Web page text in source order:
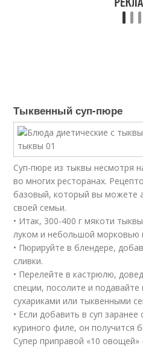
Тыквенный суп-пюре
Суп-пюре из тыквы несмотря
во многих ресторанах.
базовый, который вы можете
своей семьи.
• Итак, 300-400 г мякоти
луком и небольшой морковью
• Пюрируйте в блендере,
сливки.
• Перелейте в кастрюлю,
специи, посолите и
сухариками или тыквенными
• Если добавить в суп
куриного филе, он получится
Супер приправой «10